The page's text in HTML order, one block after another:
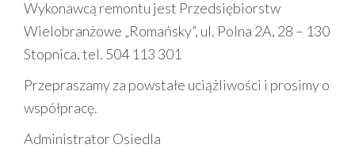
Wykonawcą remontu jest Przedsiębiorstw
Wielobranżowe „Romańsky”, ul. Polna 2A, 28 – 130
Stopnica, tel. 504 113 301
Przepraszamy za powstałe uciążliwości i prosimy o
współpracę.
Administrator Osiedla